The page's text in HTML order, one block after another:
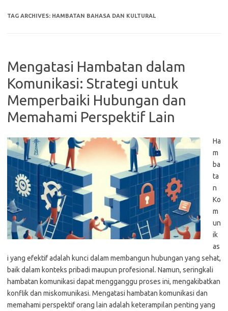
TAG ARCHIVES: HAMBATAN BAHASA DAN KULTURAL
Mengatasi Hambatan dalam
Komunikasi: Strategi untuk
Memperbaiki Hubungan dan
Memahami Perspektif Lain
Ha
m
ba
ta
n
Ko
m
un
ik
as
i yang efektif adalah kunci dalam membangun hubungan yang sehat,
baik dalam konteks pribadi maupun profesional. Namun, seringkali
hambatan komunikasi dapat mengganggu proses ini, mengakibatkan
konflik dan miskomunikasi. Mengatasi hambatan komunikasi dan
memahami perspektif orang lain adalah keterampilan penting yang